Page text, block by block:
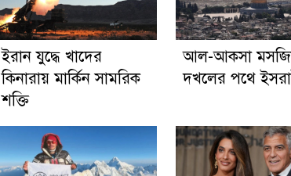
ইরান যুদ্ধে খাদের
কিনারায় মার্কিন সামরিক
শক্তি
আল-আকসা
দখলের পথে